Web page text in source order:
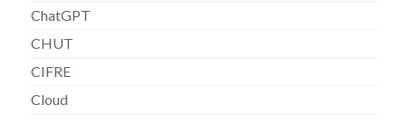
ChatGPT
CHUT
CIFRE
Cloud